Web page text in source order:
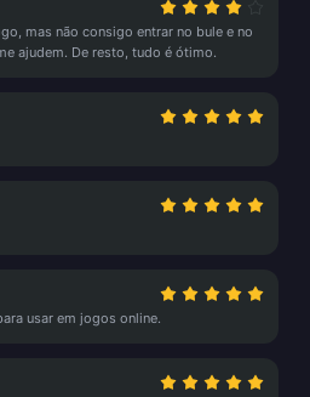
mas não consigo entrar no bule e no
ajudem. De resto, tudo é ótimo.
usar em jogos online.